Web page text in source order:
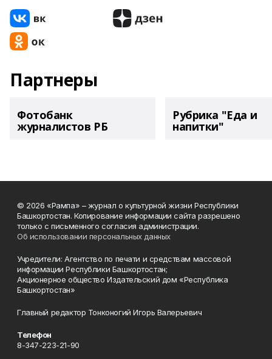
Партнеры
Фотобанк
журналистов РБ
Рубрика "Еда и
напитки"
© 2026 «Рампа» – журнал о культурной жизни Республики
Башкортостан. Копирование информации сайта разрешено
только с письменного согласия администрации.
Об использовании персональных данных
Учредители: Агентство по печати и средствам массовой
информации Республики Башкортостан;
Акционерное общество Издательский дом «Республика
Башкортостан»
Главный редактор Тонконогий Игорь Валерьевич
Телефон
8-347-223-21-90